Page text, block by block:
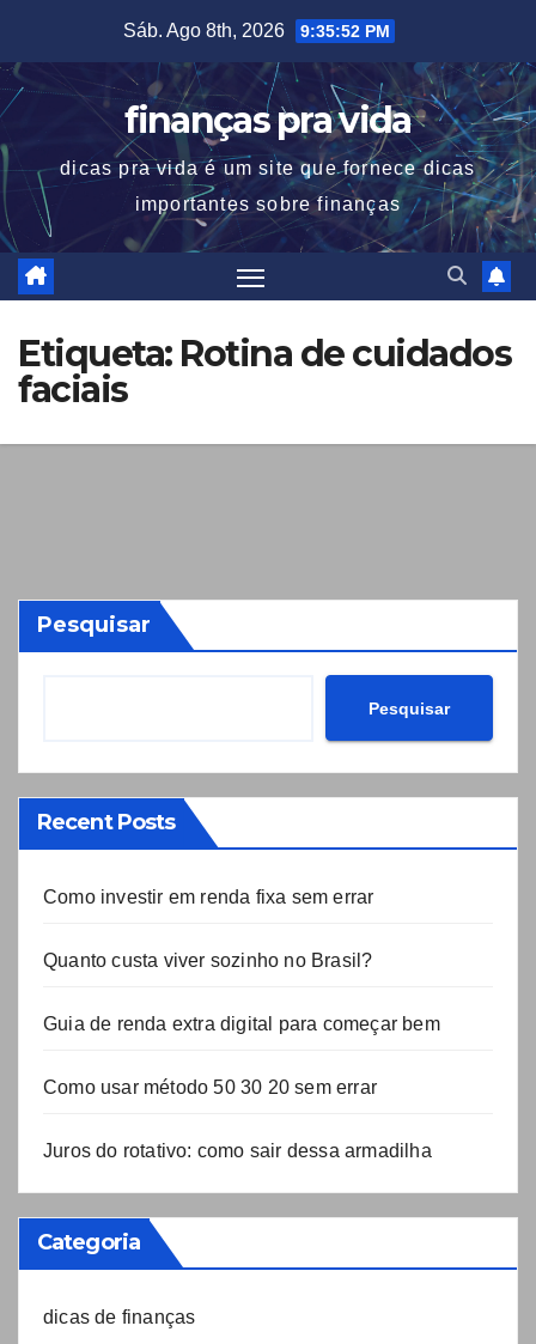
content
Sáb. Ago 8th, 2026 9:35:52 PM
finanças pra vida
dicas pra vida é um site que fornece dicas
importantes sobre finanças
Etiqueta: Rotina de cuidados
faciais
Pesquisar
Pesquisar
Recent Posts
Como investir em renda fixa sem errar
Quanto custa viver sozinho no Brasil?
Guia de renda extra digital para começar bem
Como usar método 50 30 20 sem errar
Juros do rotativo: como sair dessa armadilha
Categoria
dicas de finanças